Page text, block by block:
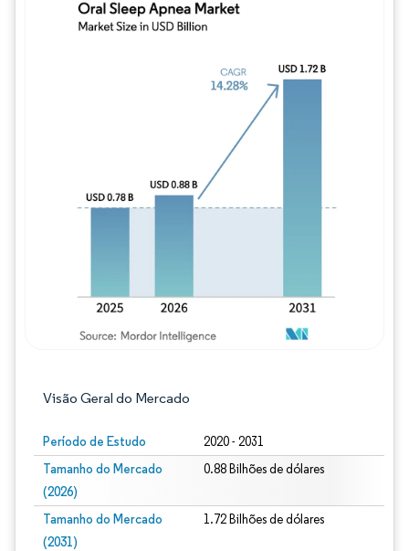
Visão Geral do Mercado
Período de Estudo 2020 - 2031
Tamanho do Mercado
(2026)
0.88 Bilhões de dólares
Tamanho do Mercado
(2031)
1.72 Bilhões de dólares
Imagem © Mordor Intelligence. O reuso